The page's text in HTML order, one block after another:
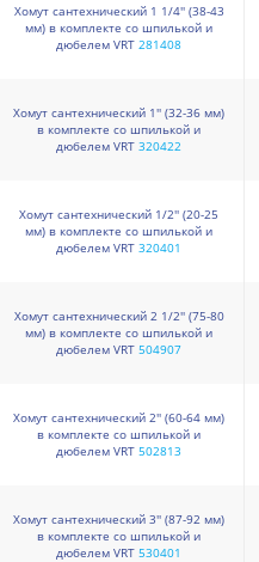
Хомут сантехнический 1 1/4'' (38-43
мм) в комплекте со шпилькой и
дюбелем VRT 281408
Хомут сантехнический 1'' (32-36 мм)
в комплекте со шпилькой и
дюбелем VRT 320422
Хомут сантехнический 1/2'' (20-25
мм) в комплекте со шпилькой и
дюбелем VRT 320401
Хомут сантехнический 2 1/2'' (75-80
мм) в комплекте со шпилькой и
дюбелем VRT 504907
Хомут сантехнический 2'' (60-64 мм)
в комплекте со шпилькой и
дюбелем VRT 502813
Хомут сантехнический 3'' (87-92 мм)
в комплекте со шпилькой и
дюбелем VRT 530401